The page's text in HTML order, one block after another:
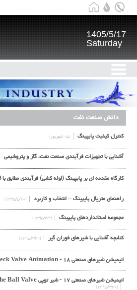
1405/5/17
Saturday
دانش صنعت نفت
کنترل کیفیت پایپینگ (۱۵ شهریور)
آشنایی با تجهیزات فرآیندی صنعت نفت، گاز و پتروشیمی
کارگاه مقدمه ای بر پایپینگ (لوله کشی) فرآیندی مطابق با ASME B31.3
راهنمای متریال پایپینگ – انتخاب و کاربرد (۱۳۹۵/۵/۱۰)
مجموعه استانداردهای پایپینگ (۱۳۹۵/۴/۴)
کتابچه آشنایی با شیرهای فوران گیر (۱۳۹۵/۳/۲۹)
انیمیشن شیرهای صنعتی ۱۸ - Swing Check Valve Animation
انیمیشن شیرهای صنعتی ۱۷ - شیر توپی Understanding the Ball Valve
(۱۳۹۵/۳/۲۰)